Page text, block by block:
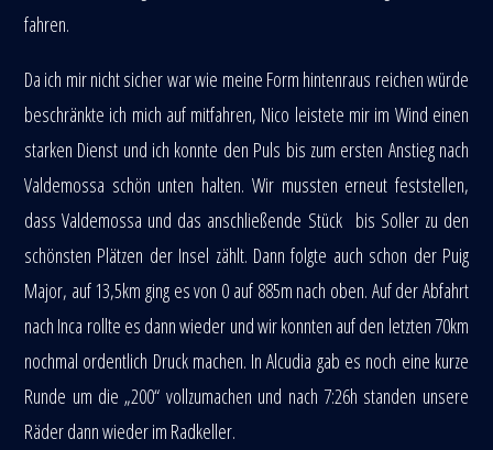
fahren.
Da ich mir nicht sicher war wie meine Form hintenraus reichen würde
beschränkte ich mich auf mitfahren, Nico leistete mir im Wind einen
starken Dienst und ich konnte den Puls bis zum ersten Anstieg nach
Valdemossa schön unten halten. Wir mussten erneut feststellen,
dass Valdemossa und das anschließende Stück bis Soller zu den
schönsten Plätzen der Insel zählt. Dann folgte auch schon der Puig
Major, auf 13,5km ging es von 0 auf 885m nach oben. Auf der Abfahrt
nach Inca rollte es dann wieder und wir konnten auf den letzten 70km
nochmal ordentlich Druck machen. In Alcudia gab es noch eine kurze
Runde um die „200“ vollzumachen und nach 7:26h standen unsere
Räder dann wieder im Radkeller.